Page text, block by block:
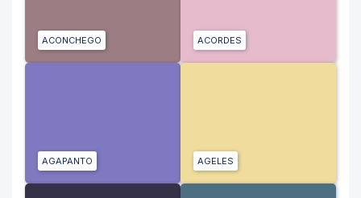
ACONCHEGO ACORDES
AGAPANTO AGELES